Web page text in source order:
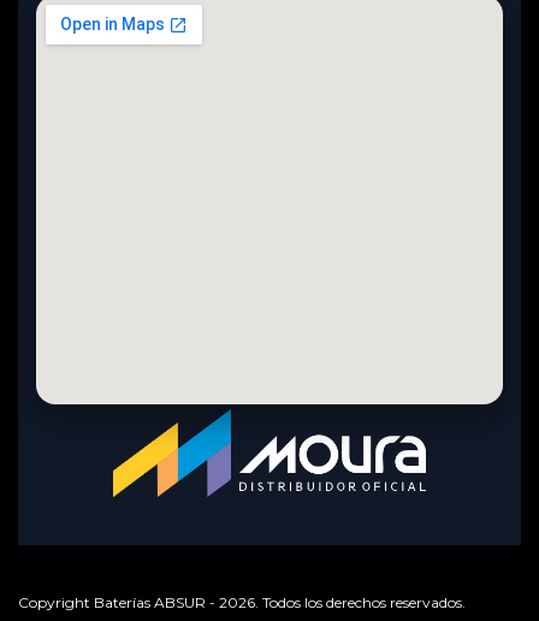
Copyright Baterías ABSUR - 2026. Todos los derechos reservados.